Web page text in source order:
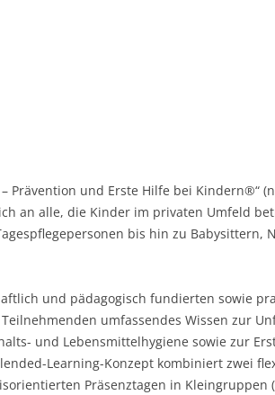
– Prävention und Erste Hilfe bei Kindern®“
an alle, die Kinder im privaten Umfeld
bis hin zu Babysittern,
und pädagogisch fundierten sowie
umfassendes Wissen zur
und Lebensmittelhygiene sowie zur
Learning-Konzept kombiniert zwei
Präsenztagen in Kleingruppen